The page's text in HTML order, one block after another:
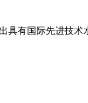
具有国际先进技